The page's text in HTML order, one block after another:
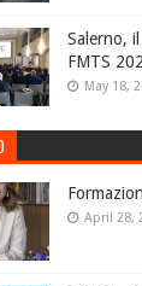
Salerno,
FMTS
May 18,
April 28,